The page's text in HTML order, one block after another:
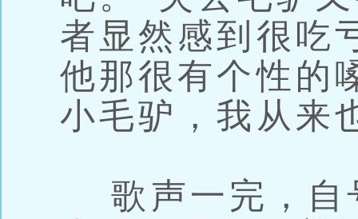
者显然感到很吃
他那很有个性的
小毛驴，我从来
歌声一完，自